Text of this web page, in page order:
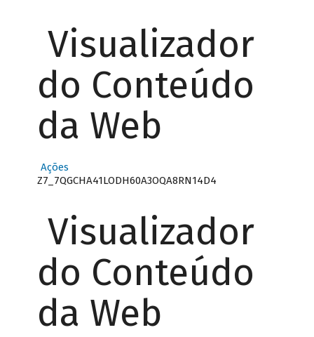
Visualizador
do Conteúdo
da Web
Ações
Z7_7QGCHA41LODH60A3OQA8RN14D4
Visualizador
do Conteúdo
da Web